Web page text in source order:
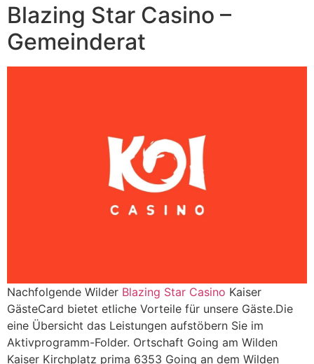
Blazing Star Casino –
Gemeinderat
Nachfolgende Wilder Blazing Star Casino Kaiser
GästeCard bietet etliche Vorteile für unsere Gäste.Die
eine Übersicht das Leistungen aufstöbern Sie im
Aktivprogramm-Folder. Ortschaft Going am Wilden
Kaiser Kirchplatz prima 6353 Going an dem Wilden